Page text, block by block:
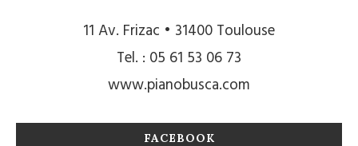
11 Av. Frizac • 31400 Toulouse
Tel. : 05 61 53 06 73
www.pianobusca.com
FACEBOOK